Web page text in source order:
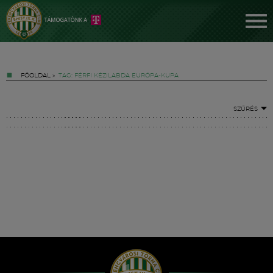
FŐOLDAL » TAG: FÉRFI KÉZILABDA EURÓPA-KUPA
SZŰRÉS
Hírek